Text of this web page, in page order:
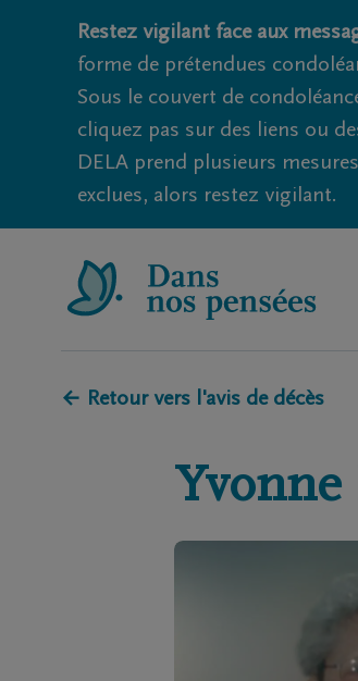
Restez vigilant face aux
forme de prétendues
Sous le couvert de
cliquez pas sur des liens ou
DELA prend plusieurs
exclues, alors restez vigilant.
← Retour vers l'avis de décès
Yvonne